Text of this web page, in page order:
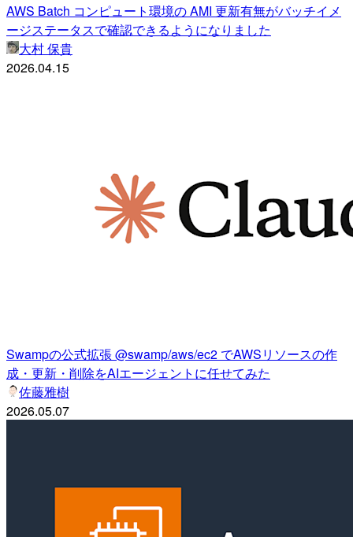
AWS Batch コンピュート環境の AMI 更新有無がバッチイメ
ージステータスで確認できるようになりました
大村 保貴
2026.04.15
Swampの公式拡張 @swamp/aws/ec2 でAWSリソースの作
成・更新・削除をAIエージェントに任せてみた
佐藤雅樹
2026.05.07